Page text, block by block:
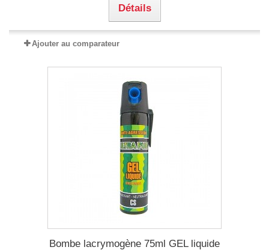
Détails
Ajouter au comparateur
Bombe lacrymogène 75ml GEL liquide